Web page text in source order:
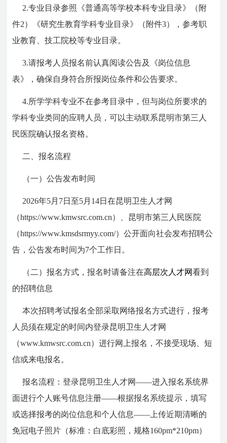
2.专业目录参照《普通高等学校本科专业目录》（附
件2）《研究生教育学科专业目录》（附件3），参考职
业教育、技工院校等专业目录。
3.请报考人员报名前认真阅读公告及《岗位信息
表》，确保自身符合所报岗位条件和公告要求。
4.所学学科专业不在参考目录中，但与岗位所要求的
学科专业类同的应聘人员，可以主动联系昆明市第三人
民医院确认报名资格。
二、报名流程
（一）公告发布时间
2026年5月7日至5月14日在昆明卫生人才网
（https://www.kmwsrc.com.cn）、昆明市第三人民医院
（https://www.kmsdsrmyy.com/）公开面向社会发布招聘公
告，公告发布时间为7个工作日。
（二）报名方式，报名时请备注在高层次人才网看到
的招聘信息
本次招聘考试报名全部采取网络报名方式进行，报考
人员须在规定的时间内登录昆明卫生人才网
（www.kmwsrc.com.cn）进行网上报名，不接受现场、短
信或来电报名。
报名流程：登录昆明卫生人才网――进入报名系统界
面进行个人账号信息注册――根据报名系统提示，填写
或选择报考的岗位信息和个人信息――上传近期清晰的
免冠电子照片（标准：白底彩照，规格160pm*210pm）